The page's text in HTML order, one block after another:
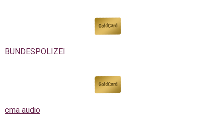
BUNDESPOLIZEI
cma audio